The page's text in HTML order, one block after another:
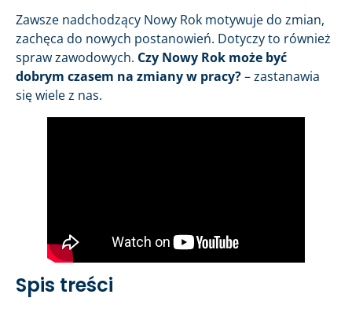
Zawsze nadchodzący Nowy Rok motywuje do zmian,
zachęca do nowych postanowień. Dotyczy to również
spraw zawodowych. Czy Nowy Rok może być
dobrym czasem na zmiany w pracy?– zastanawia
się wiele z nas.
Spis treści